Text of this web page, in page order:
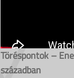
Töréspontok –
században